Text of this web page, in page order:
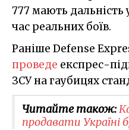
777 мають дальність
час реальних боїв.
Раніше Defense
проведе експрес-
ЗСУ на гаубицях
Читайте також:
продавати Україні